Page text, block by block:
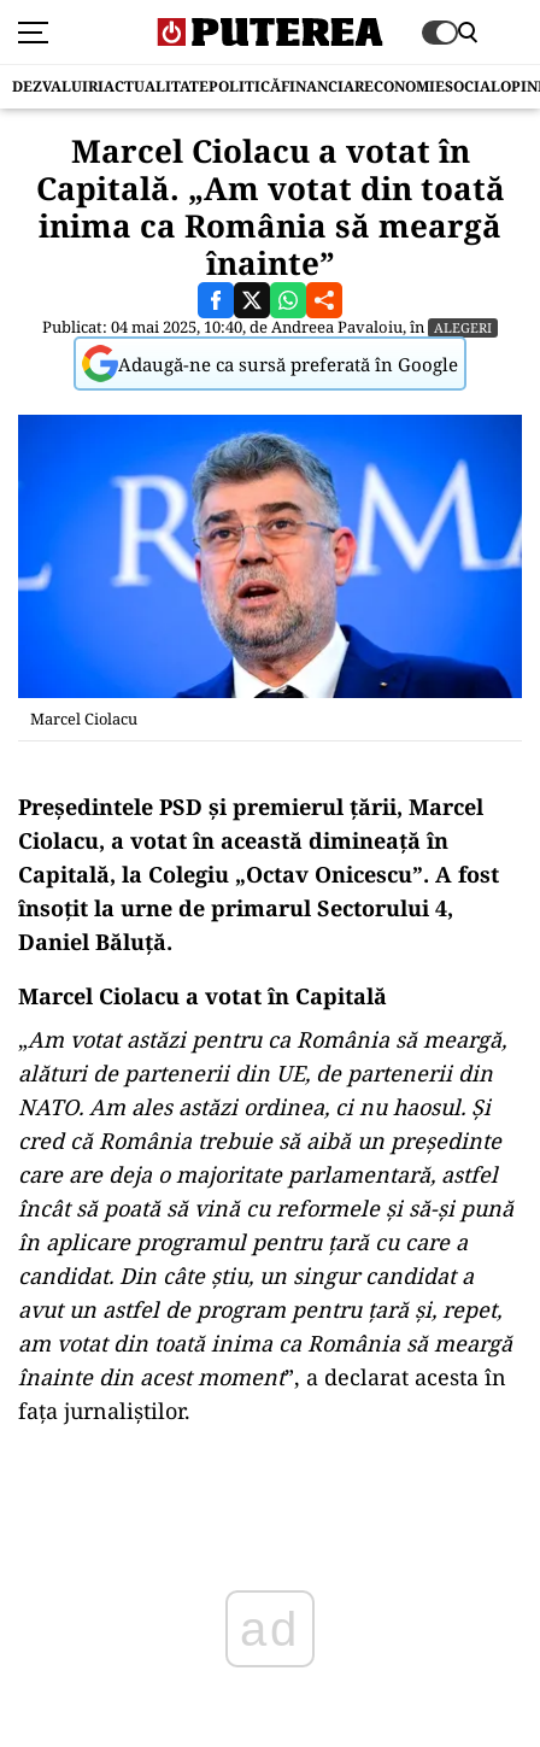
DEZVALUIRIACTUALITATEPOLITICĂFINANCIARECONOMIESOCIAL
Marcel Ciolacu a votat în
Capitală. „Am votat din toată
inima ca România să meargă
înainte”
Publicat: 04 mai 2025, 10:40, deAndreea Pavaloiu, în ALEGERI
Adaugă-ne ca sursă preferată în Google
Marcel Ciolacu
Președintele PSD și premierul țării, Marcel
Ciolacu, a votat în această dimineață în
Capitală, la Colegiu „Octav Onicescu”. A fost
însoțit la urne de primarul Sectorului 4,
Daniel Băluță.
Marcel Ciolacu a votat în Capitală
„Am votat astăzi pentru ca România să meargă,
alături de partenerii din UE, de partenerii din
NATO. Am ales astăzi ordinea, ci nu haosul. Și
cred că România trebuie să aibă un președinte
care are deja o majoritate parlamentară, astfel
încât să poată să vină cu reformele și să-și pună
în aplicare programul pentru țară cu care a
candidat. Din câte știu, un singur candidat a
avut un astfel de program pentru țară și, repet,
am votat din toată inima ca România să meargă
înainte din acest moment”, a declarat acesta în
fața jurnaliștilor.